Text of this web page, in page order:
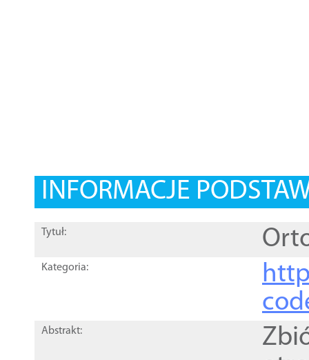
INFORMACJE
Tytuł:
Kategoria:
Abstrakt: